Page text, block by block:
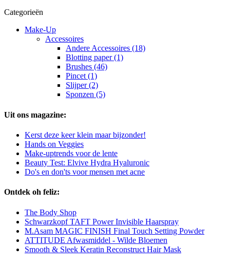
Categorieën
Make-Up
Accessoires
Andere Accessoires (18)
Blotting paper (1)
Brushes (46)
Pincet (1)
Slijper (2)
Sponzen (5)
Uit ons magazine:
Kerst deze keer klein maar bijzonder!
Hands on Veggies
Make-uptrends voor de lente
Beauty Test: Elvive Hydra Hyaluronic
Do's en don'ts voor mensen met acne
Ontdek oh feliz:
The Body Shop
Schwarzkopf TAFT Power Invisible Haarspray
M.Asam MAGIC FINISH Final Touch Setting Powder
ATTITUDE Afwasmiddel - Wilde Bloemen
Smooth & Sleek Keratin Reconstruct Hair Mask